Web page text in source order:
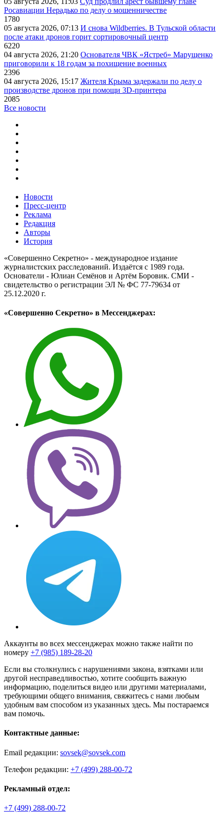
Росавиации Нерадько по делу о мошенничестве
1780
05 августа 2026, 07:13 И снова Wildberries. В Тульской области
после атаки дронов горит сортировочный центр
6220
04 августа 2026, 21:20 Основателя ЧВК «Ястреб» Марущенко
приговорили к 18 годам за похищение военных
2396
04 августа 2026, 15:17 Жителя Крыма задержали по делу о
производстве дронов при помощи 3D‑принтера
2085
Все новости
Новости
Пресс-центр
Реклама
Редакция
Авторы
История
«Совершенно Секретно» - международное издание
журналистских расследований. Издаётся с 1989 года.
Основатели - Юлиан Семёнов и Артём Боровик. CМИ -
свидетельство о регистрации ЭЛ № ФС 77-79634 от
25.12.2020 г.
«Совершенно Секретно» в Мессенджерах:
Аккаунты во всех мессенджерах можно также найти по
номеру +7 (985) 189-28-20
Если вы столкнулись с нарушениями закона, взятками или
другой несправедливостью, хотите сообщить важную
информацию, поделиться видео или другими материалами,
требующими общего внимания, свяжитесь с нами любым
удобным вам способом из указанных здесь. Мы постараемся
вам помочь.
Контактные данные:
Email редакции: sovsek@sovsek.com
Телефон редакции: +7 (499) 288-00-72
Рекламный отдел:
+7 (499) 288-00-72